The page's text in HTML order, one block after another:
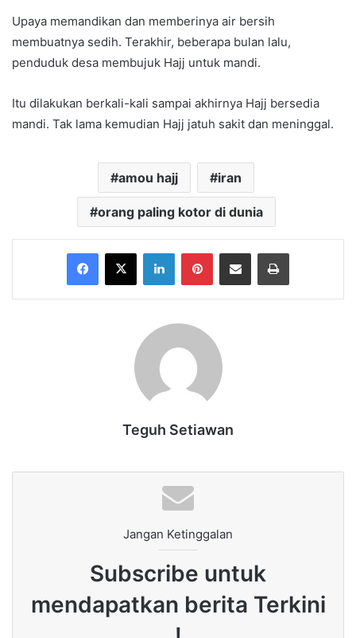
Upaya memandikan dan memberinya air bersih
membuatnya sedih. Terakhir, beberapa bulan lalu,
penduduk desa membujuk Hajj untuk mandi.
Itu dilakukan berkali-kali sampai akhirnya Hajj bersedia
mandi. Tak lama kemudian Hajj jatuh sakit dan meninggal.
amou hajj iran
orang paling kotor di dunia
Facebook
X LinkedInPinterestShare via Email Print
Teguh Setiawan
Jangan Ketinggalan
Subscribe untuk
mendapatkan berita Terkini